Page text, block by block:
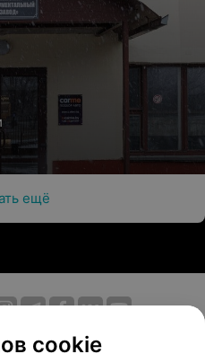
ещё
Размещение рекламы
cookie